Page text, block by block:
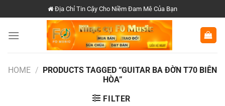
đến
nội
Địa Chỉ Tin Cậy Cho Niềm Đam Mê Của Bạn
HOME / PRODUCTS TAGGED “GUITAR BA ĐỜN T70 BIÊN
HÒA”
FILTER